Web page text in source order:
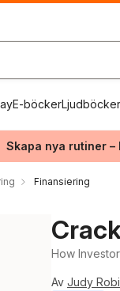
E-böckerLjudböcker
Skapa nya rutiner
Finansiering
How
Av Judy